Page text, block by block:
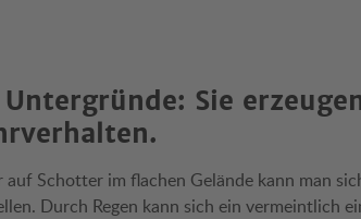
Sie
Schotter im flachen Gelände kann man
Durch Regen kann sich ein vermeintlich